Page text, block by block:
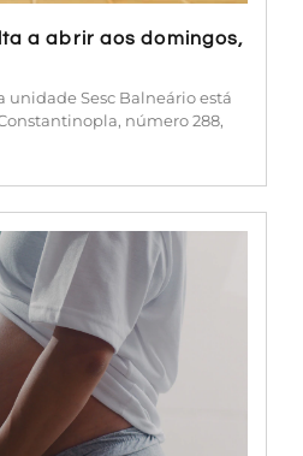
a abrir aos domingos,
unidade Sesc Balneário está
número 288,